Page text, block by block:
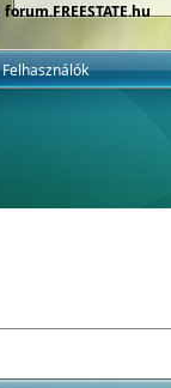
forum.FREESTATE.hu
Felhasználók